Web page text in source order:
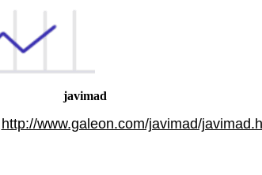
javimad
http://www.galeon.com/javimad/